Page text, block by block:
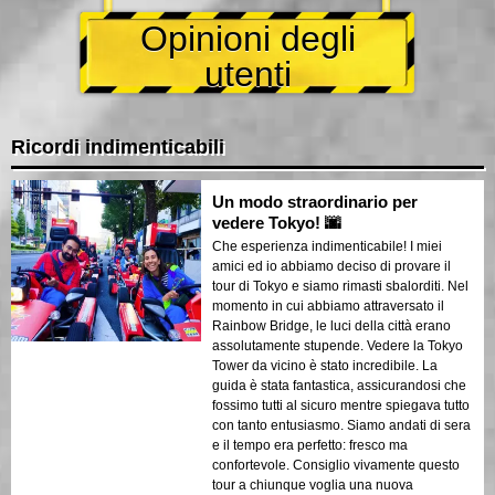
Opinioni degli
utenti
Ricordi indimenticabili
Un modo straordinario per
vedere Tokyo! 🌆
Che esperienza indimenticabile! I miei
amici ed io abbiamo deciso di provare il
tour di Tokyo e siamo rimasti sbalorditi. Nel
momento in cui abbiamo attraversato il
Rainbow Bridge, le luci della città erano
assolutamente stupende. Vedere la Tokyo
Tower da vicino è stato incredibile. La
guida è stata fantastica, assicurandosi che
fossimo tutti al sicuro mentre spiegava tutto
con tanto entusiasmo. Siamo andati di sera
e il tempo era perfetto: fresco ma
confortevole. Consiglio vivamente questo
tour a chiunque voglia una nuova